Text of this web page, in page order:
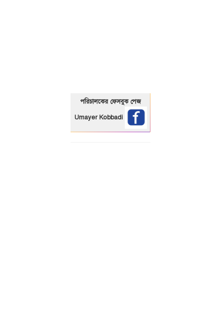
পরিচালকের ফেসবুক পেজ
Umayer Kobbadi